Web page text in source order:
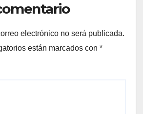
electrónico no será publicada.
están marcados con *